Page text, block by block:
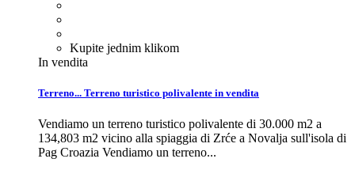
Kupite jednim klikom
In vendita
Terreno... Terreno turistico polivalente in vendita
Vendiamo un terreno turistico polivalente di 30.000 m2 a
134,803 m2 vicino alla spiaggia di Zrće a Novalja sull'isola di
Pag Croazia Vendiamo un terreno...